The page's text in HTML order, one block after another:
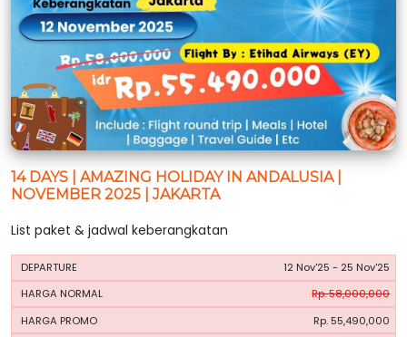
14 DAYS | AMAZING HOLIDAY IN ANDALUSIA |
NOVEMBER 2025 | JAKARTA
List paket & jadwal keberangkatan
PERIODE
HARGA
12 Nov'25 - 25 Nov'25
Rp. 58,000,000
Rp. 55,490,000